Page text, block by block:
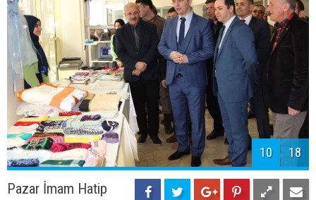
10 18
Pazar İmam Hatip